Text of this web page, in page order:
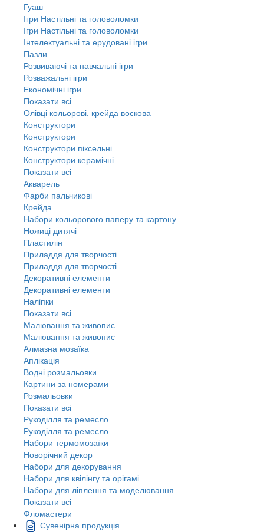
Гуаш
Ігри Настільні та головоломки
Ігри Настільні та головоломки
Інтелектуальні та ерудовані ігри
Пазли
Розвиваючі та навчальні ігри
Розважальні ігри
Економічні ігри
Показати всі
Олівці кольорові, крейда воскова
Конструктори
Конструктори
Конструктори піксельні
Конструктори керамічні
Показати всі
Акварель
Фарби пальчикові
Крейда
Набори кольорового паперу та картону
Ножиці дитячі
Пластилін
Приладдя для творчості
Приладдя для творчості
Декоративні елементи
Декоративні елементи
Налiпки
Показати всі
Малювання та живопис
Малювання та живопис
Алмазна мозаїка
Аплікація
Водні розмальовки
Картини за номерами
Розмальовки
Показати всі
Рукоділля та ремесло
Рукоділля та ремесло
Набори термомозаїки
Новорічний декор
Набори для декорування
Набори для квілінгу та орігамі
Набори для ліплення та моделювання
Показати всі
Фломастери
Сувенірна продукція